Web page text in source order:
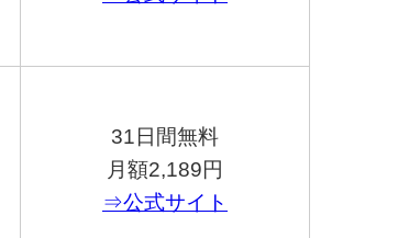
31日間無料
月額2,189円
⇒公式サイト